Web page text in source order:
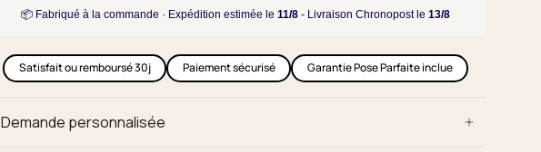
📦 Fabriqué à la commande · Expédition estimée le 11/8 - Livraison Chronopost le 13/8
Satisfait ou remboursé 30j Paiement sécurisé Garantie Pose Parfaite inclue
Demande personnalisée